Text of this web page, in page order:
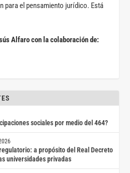
para el pensamiento jurídico. Está
Alfaro con la colaboración de:
sociales por medio del 464?
a propósito del Real Decreto
universidades privadas